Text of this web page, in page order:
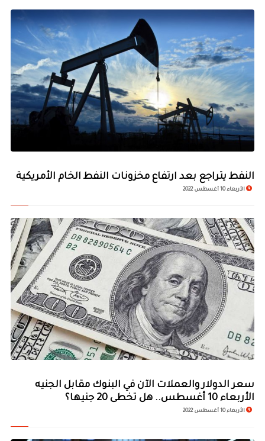
النفط يتراجع بعد ارتفاع مخزونات النفط الخام الأمريكية
الأربعاء 10 أغسطس 2022
سعر الدولار والعملات الآن في البنوك مقابل الجنيه
الأربعاء 10 أغسطس.. هل تخطى 20 جنيها؟
الأربعاء 10 أغسطس 2022